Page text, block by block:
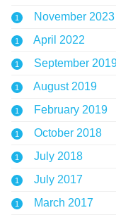
1 November 2023
1 April 2022
1 September
1 August 2019
1 February 2019
1 October 2018
1 July 2018
1 July 2017
1 March 2017